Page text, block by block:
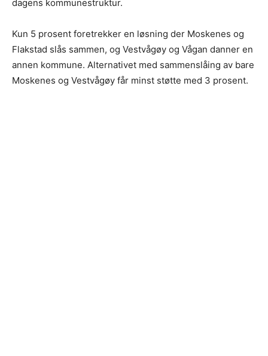
dagens kommunestruktur.
Kun 5 prosent foretrekker en løsning der Moskenes og
Flakstad slås sammen, og Vestvågøy og Vågan danner en
annen kommune. Alternativet med sammenslåing av bare
Moskenes og Vestvågøy får minst støtte med 3 prosent.